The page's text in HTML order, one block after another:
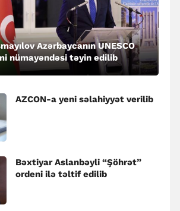
Azərbaycanın UNESCO
nümayəndəsi təyin edilib
AZCON-a yeni səlahiyyət verilib
Bəxtiyar Aslanbəyli “Şöhrət”
ordeni ilə təltif edilib